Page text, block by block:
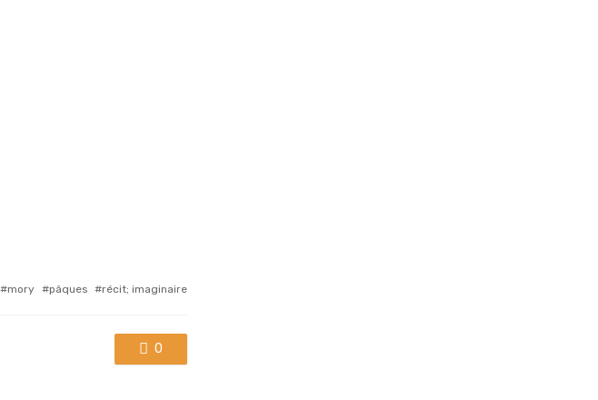
mory pâques récit; imaginaire
0